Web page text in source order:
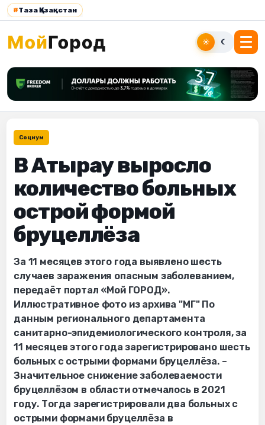
#Таза Қазақстан
☀ ☾
Социум
В Атырау выросло
количество больных
острой формой
бруцеллёза
За 11 месяцев этого года выявлено шесть
случаев заражения опасным заболеванием,
передаёт портал «Мой ГОРОД».
Иллюстративное фото из архива "МГ" По
данным регионального департамента
санитарно-эпидемиологического контроля, за
11 месяцев этого года зарегистрировано шесть
больных с острыми формами бруцеллёза. –
Значительное снижение заболеваемости
бруцеллёзом в области отмечалось в 2021
году. Тогда зарегистрировали два больных с
острыми формами бруцеллёза в